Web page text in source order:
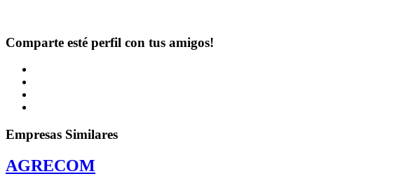
Comparte esté perfil con tus amigos!
Empresas Similares
AGRECOM